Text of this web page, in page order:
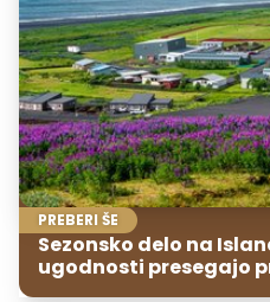
PREBERI ŠE
Sezonsko delo na
ugodnosti presegajo